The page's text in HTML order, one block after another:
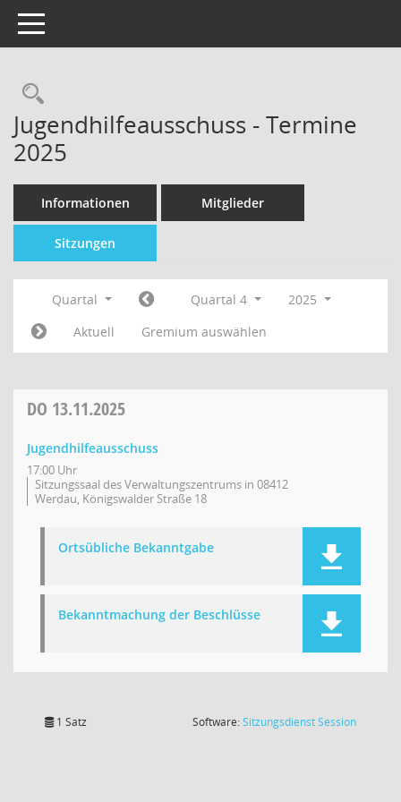
Toggle navigation
Jugendhilfeausschuss - Termine
2025
Informationen Mitglieder
Sitzungen
Quartal Quartal 4
2025
Aktuell
Gremium auswählen
DO 13.11.2025
Jugendhilfeausschuss
17:00 Uhr
Sitzungssaal des Verwaltungszentrums in 08412
Werdau, Königswalder Straße 18
Ortsübliche Bekanntgabe
Bekanntmachung der Beschlüsse
1 Satz Software:SitzungsdienstSession(Wird in